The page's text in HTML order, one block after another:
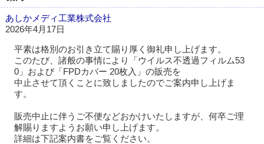
あしかメディ工業株式会社
2026年4月17日
平素は格別のお引き立て賜り厚く御礼申し上げます。
このたび、諸般の事情により「ウイルス不透過フィルム53
0」および「FPDカバー 20枚入」の販売を
中止させて頂くことに致しましたのでご案内申し上げま
す。
販売中止に伴うご不便などおかけいたしますが、何卒ご理
解賜りますようお願い申し上げます。
詳細は下記案内書をご覧ください。